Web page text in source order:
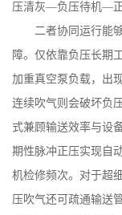
压清灰—负压待机—正
二者协同运行能
障。仅依靠负压长期
加重真空泵负载，出
连续吹气则会破坏负
式兼顾输送效率与设
期性脉冲正压实现自
机检修频次。对于超
压吹气还可疏通输送